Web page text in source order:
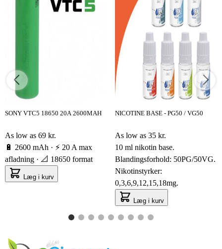
SONY VTC5 18650 20A 2600MAH
As low as 69 kr.
🔋 2600 mAh · ⚡ 20 A max
afladning · 📐 18650 format
Læg i kurv
NICOTINE BASE - PG50 / VG50
As low as 35 kr.
10 ml nikotin base.
Blandingsforhold: 50PG/50VG.
Nikotinstyrker:
0,3,6,9,12,15,18mg.
Læg i kurv